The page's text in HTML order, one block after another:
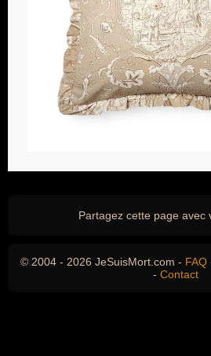
Partagez cette page avec
© 2004 - 2026 JeSuisMort.com - FAQ
- Contact